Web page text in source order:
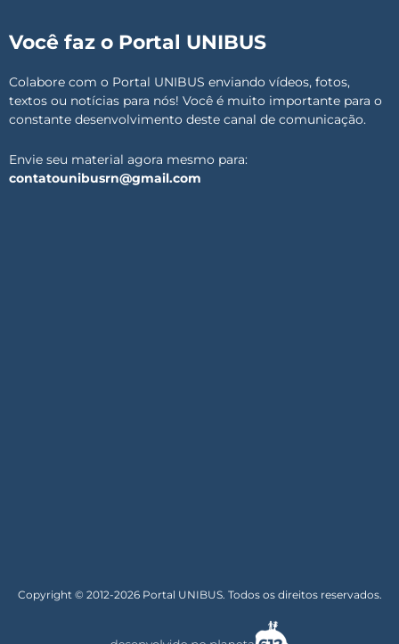
Você faz o Portal UNIBUS
Colabore com o Portal UNIBUS enviando vídeos, fotos,
textos ou notícias para nós! Você é muito importante para o
constante desenvolvimento deste canal de comunicação.
Envie seu material agora mesmo para:
contatounibusrn@gmail.com
Copyright © 2012-2026 Portal UNIBUS. Todos os direitos reservados.